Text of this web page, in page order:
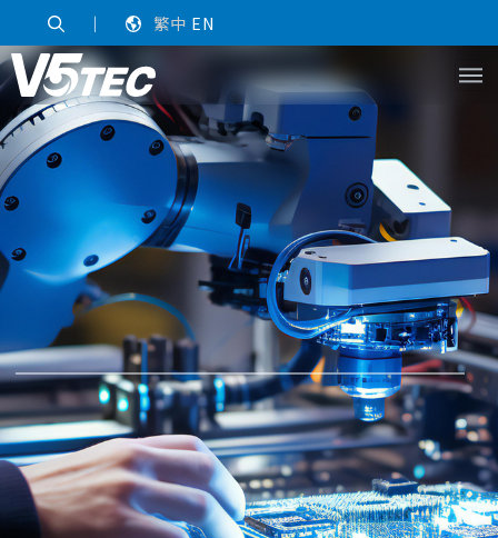
｜ 繁中 EN